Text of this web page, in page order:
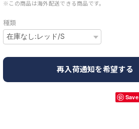
※この商品は海外配送できる商品です。
種類
再入荷通知を希望する
Save